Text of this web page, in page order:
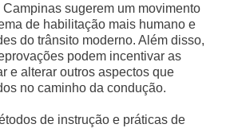
sugerem um movimento
de habilitação mais humano e
do trânsito moderno. Além disso,
podem incentivar as
e alterar outros aspectos que
no caminho da condução.
de instrução e práticas de